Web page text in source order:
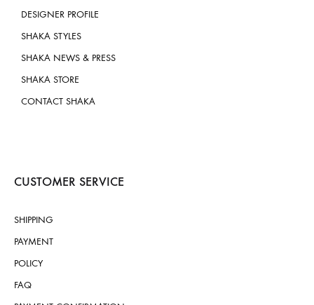
DESIGNER PROFILE
SHAKA STYLES
SHAKA NEWS & PRESS
SHAKA STORE
CONTACT SHAKA
CUSTOMER SERVICE
SHIPPING
PAYMENT
POLICY
FAQ